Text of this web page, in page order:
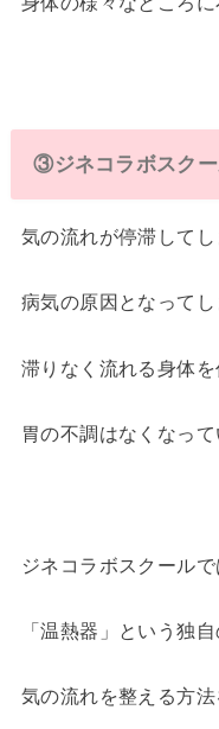
③ジネコラボスクー
気の流れが停滞してし
病気の原因となって
滞りなく流れる身体
胃の不調はなくなって
ジネコラボスクールで
「温熱器」という独
気の流れを整える方法